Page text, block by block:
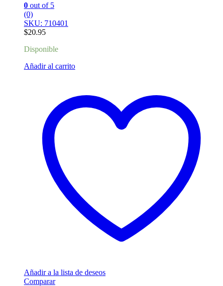
0 out of 5
(0)
SKU: 710401
$20.95
Disponible
Añadir al carrito
Añadir a la lista de deseos
Comparar